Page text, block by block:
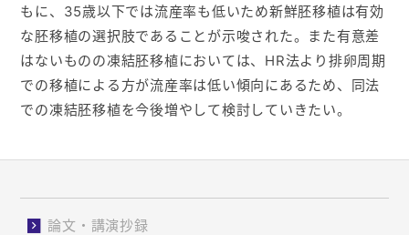
もに、35歳以下では流産率も低いため新鮮胚移植は有効
な胚移植の選択肢であることが示唆された。また有意差
はないものの凍結胚移植においては、HR法より排卵周期
での移植による方が流産率は低い傾向にあるため、同法
での凍結胚移植を今後増やして検討していきたい。
論文・講演抄録